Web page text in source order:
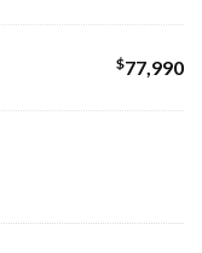
$77,990